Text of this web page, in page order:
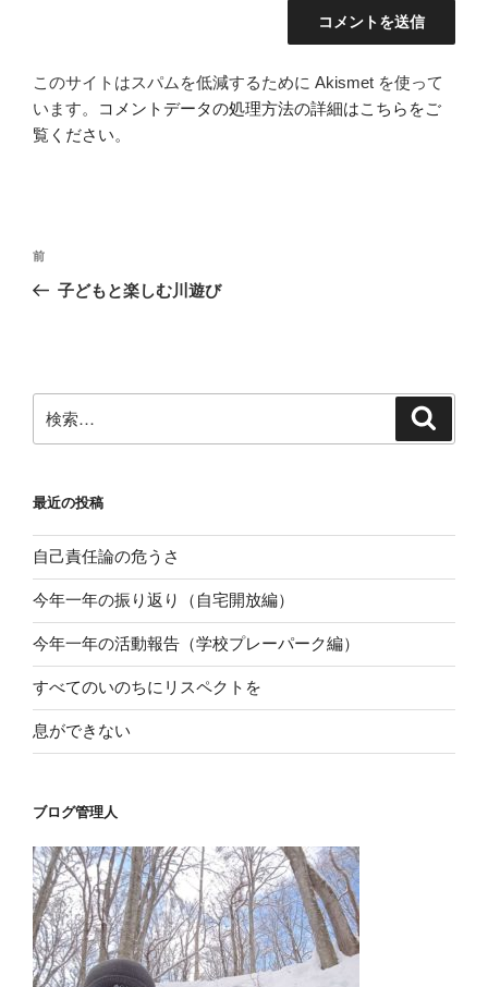
このサイトはスパムを低減するために Akismet を使って
います。
コメントデータの処理方法の詳細はこちらをご
覧ください。
投
ナ
ー
シ
前
の
前
子どもと楽しむ川遊び
索:
最近の投稿
自己責任論の危うさ
今年一年の振り返り（自宅開放編）
今年一年の活動報告（学校プレーパーク編）
すべてのいのちにリスペクトを
息ができない
ブログ管理人